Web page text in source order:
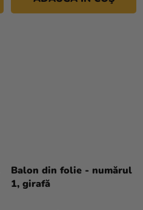
Balon din folie - numărul
1, girafă